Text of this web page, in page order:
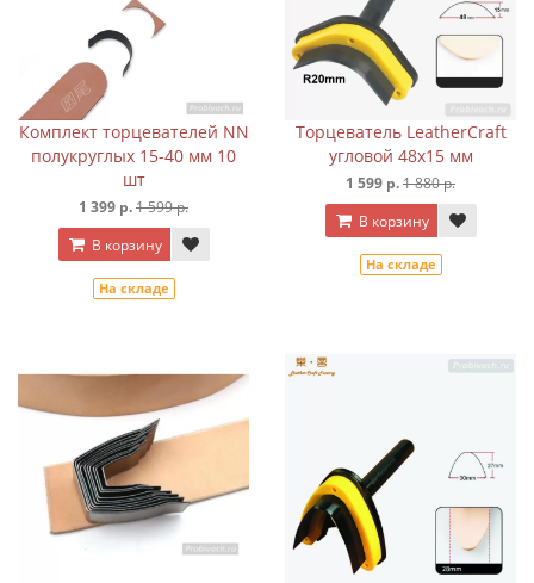
Комплект торцевателей NN
полукруглых 15-40 мм 10
шт
1 399 р.1 599 р.
В корзину
На складе
Торцеватель LeatherCraft
угловой 48х15 мм
1 599 р.1 880 р.
В корзину
На складе